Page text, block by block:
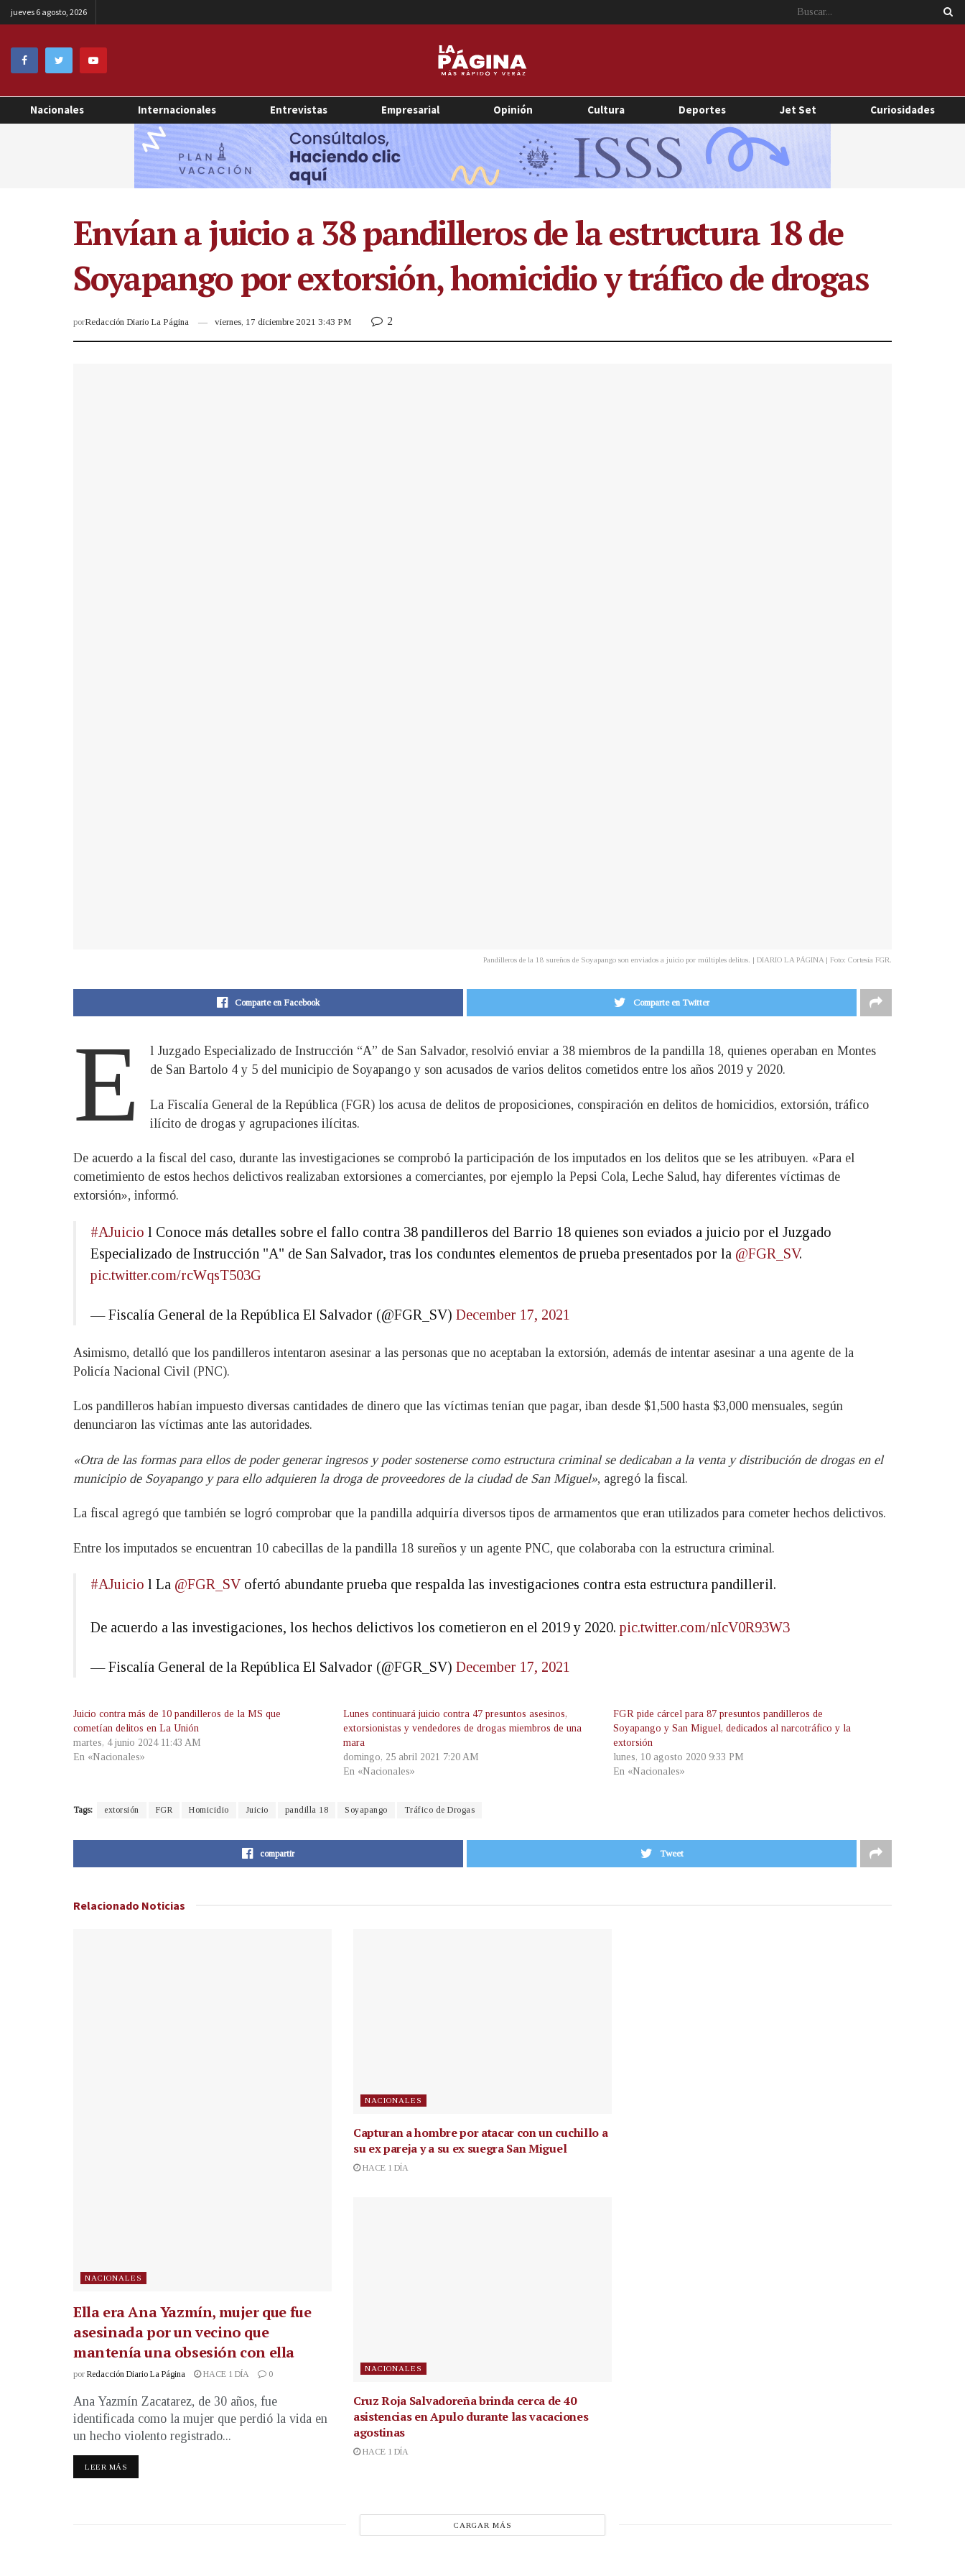
jueves 6 agosto, 2026
Nacionales Internacionales Entrevistas Empresarial Opinión Cultura Deportes Jet Set Curiosidades
Envían a juicio a 38 pandilleros de la estructura 18 de
Soyapango por extorsión, homicidio y tráfico de drogas
porRedacción Diario La Página viernes, 17 diciembre 2021 3:43 PM 2
Pandilleros de la 18 sureños de Soyapango son enviados a juicio por múltiples delitos. | DIARIO LA PÁGINA | Foto: Cortesía FGR.
Comparte en Facebook Comparte en Twitter
E
l Juzgado Especializado de Instrucción “A” de San Salvador, resolvió enviar a 38 miembros de la pandilla 18, quienes operaban en Montes
de San Bartolo 4 y 5 del municipio de Soyapango y son acusados de varios delitos cometidos entre los años 2019 y 2020.
La Fiscalía General de la República (FGR) los acusa de delitos de proposiciones, conspiración en delitos de homicidios, extorsión, tráfico
ilícito de drogas y agrupaciones ilícitas.
De acuerdo a la fiscal del caso, durante las investigaciones se comprobó la participación de los imputados en los delitos que se les atribuyen. «Para el
cometimiento de estos hechos delictivos realizaban extorsiones a comerciantes, por ejemplo la Pepsi Cola, Leche Salud, hay diferentes víctimas de
extorsión», informó.
#AJuicio l Conoce más detalles sobre el fallo contra 38 pandilleros del Barrio 18 quienes son eviados a juicio por el Juzgado
Especializado de Instrucción "A" de San Salvador, tras los conduntes elementos de prueba presentados por la @FGR_SV.
pic.twitter.com/rcWqsT503G
— Fiscalía General de la República El Salvador (@FGR_SV) December 17, 2021
Asimismo, detalló que los pandilleros intentaron asesinar a las personas que no aceptaban la extorsión, además de intentar asesinar a una agente de la
Policía Nacional Civil (PNC).
Los pandilleros habían impuesto diversas cantidades de dinero que las víctimas tenían que pagar, iban desde $1,500 hasta $3,000 mensuales, según
denunciaron las víctimas ante las autoridades.
«Otra de las formas para ellos de poder generar ingresos y poder sostenerse como estructura criminal se dedicaban a la venta y distribución de drogas en el
municipio de Soyapango y para ello adquieren la droga de proveedores de la ciudad de San Miguel», agregó la fiscal.
La fiscal agregó que también se logró comprobar que la pandilla adquiría diversos tipos de armamentos que eran utilizados para cometer hechos delictivos.
Entre los imputados se encuentran 10 cabecillas de la pandilla 18 sureños y un agente PNC, que colaboraba con la estructura criminal.
#AJuicio l La @FGR_SVofertó abundante prueba que respalda las investigaciones contra esta estructura pandilleril.
De acuerdo a las investigaciones, los hechos delictivos los cometieron en el 2019 y 2020. pic.twitter.com/nIcV0R93W3
— Fiscalía General de la República El Salvador (@FGR_SV) December 17, 2021
Juicio contra más de 10 pandilleros de la MS que
cometían delitos en La Unión
martes, 4 junio 2024 11:43 AM
En «Nacionales»
Lunes continuará juicio contra 47 presuntos asesinos,
extorsionistas y vendedores de drogas miembros de una
mara
domingo, 25 abril 2021 7:20 AM
En «Nacionales»
FGR pide cárcel para 87 presuntos pandilleros de
Soyapango y San Miguel, dedicados al narcotráfico y la
extorsión
lunes, 10 agosto 2020 9:33 PM
En «Nacionales»
Tags: extorsión FGR Homicidio Juicio pandilla 18 Soyapango Tráfico de Drogas
compartir Tweet
Relacionado Noticias
NACIONALES
Ella era Ana Yazmín, mujer que fue
asesinada por un vecino que
mantenía una obsesión con ella
por Redacción Diario La Página HACE 1 DÍA 0
Ana Yazmín Zacatarez, de 30 años, fue
identificada como la mujer que perdió la vida en
un hecho violento registrado...
LEER MÁS
NACIONALES
Capturan a hombre por atacar con un cuchillo a
su ex pareja y a su ex suegra San Miguel
HACE 1 DÍA
NACIONALES
Cruz Roja Salvadoreña brinda cerca de 40
asistencias en Apulo durante las vacaciones
agostinas
HACE 1 DÍA
CARGAR MÁS